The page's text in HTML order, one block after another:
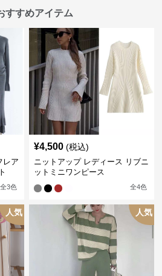
すすめアイテム
レア
全3色
¥4,500 (税込)
ニットアップ レディース リブニ
ットミニワンピース
全4色
人気 人気